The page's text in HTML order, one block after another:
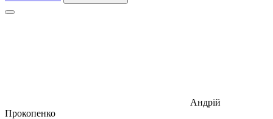
Андрій
Прокопенко